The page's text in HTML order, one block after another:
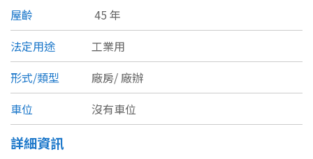
桃園市
新竹市
新竹縣
苗栗縣
類型(可複選)
不拘 公寓
別墅 透天厝
辦公
廠辦
屋齡
45 年
法定用途
工業用
形式/類型
廠房/廠辦
車位
沒有車位
詳細資訊